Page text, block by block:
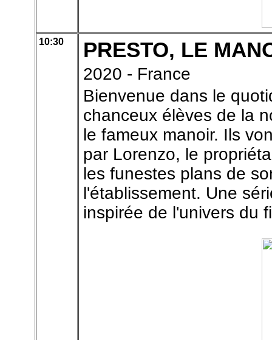
10:30 PRESTO, LE
2020 - France
Bienvenue dans le
chanceux élèves de la
le fameux manoir. Ils
par Lorenzo, le
les funestes plans de
l'établissement. Une
inspirée de l'univers du